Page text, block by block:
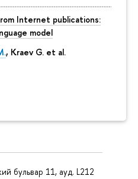
Internet publications:
model
, Kraev G. et al.
бульвар 11, ауд. L212